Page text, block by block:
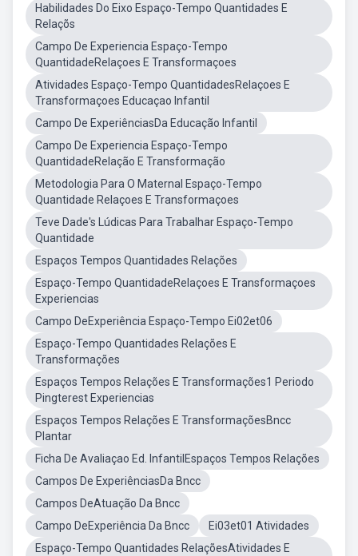
Habilidades Do Eixo Espaço-Tempo Quantidades E
Relaçõs
Campo De Experiencia Espaço-Tempo
QuantidadeRelaçoes E Transformaçoes
Atividades Espaço-Tempo QuantidadesRelaçoes E
Transformaçoes Educaçao Infantil
Campo De ExperiênciasDa Educação Infantil
Campo De Experiencia Espaço-Tempo
QuantidadeRelação E Transformação
Metodologia Para O Maternal Espaço-Tempo
Quantidade Relaçoes E Transformaçoes
Teve Dade's Lúdicas Para Trabalhar Espaço-Tempo
Quantidade
Espaços Tempos Quantidades Relações
Espaço-Tempo QuantidadeRelaçoes E Transformaçoes
Experiencias
Campo DeExperiência Espaço-Tempo Ei02et06
Espaço-Tempo Quantidades Relações E
Transformações
Espaços Tempos Relações E Transformações1 Periodo
Pingterest Experiencias
Espaços Tempos Relações E TransformaçõesBncc
Plantar
Ficha De Avaliaçao Ed. InfantilEspaços Tempos Relações
Campos De ExperiênciasDa Bncc
Campos DeAtuação Da Bncc
Campo DeExperiência Da Bncc
Ei03et01 Atividades
Espaço-Tempo Quantidades RelaçõesAtividades E